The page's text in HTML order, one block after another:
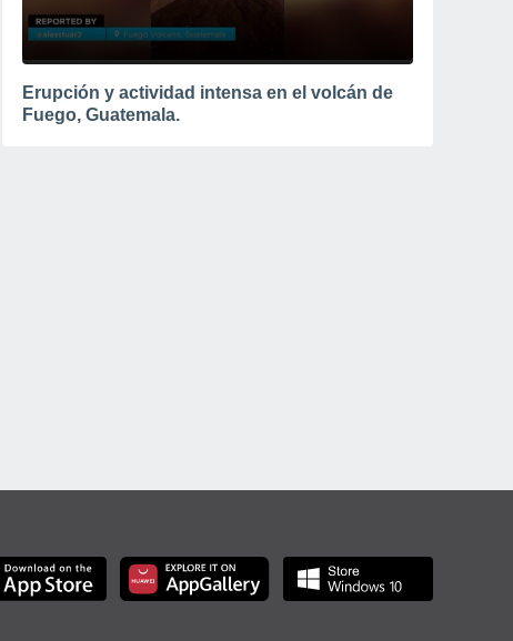
Erupción y actividad intensa en el volcán de
Fuego, Guatemala.